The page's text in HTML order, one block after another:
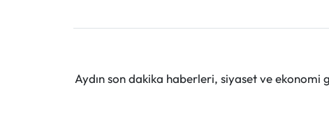
Aydın son dakika haberleri, siyaset ve